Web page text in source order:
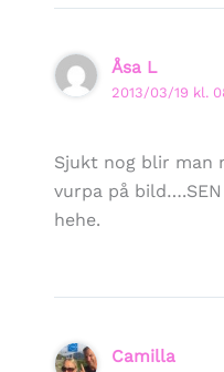
Åsa L
2013/03/19 kl.
Sjukt nog blir man
vurpa på
hehe.
Camilla